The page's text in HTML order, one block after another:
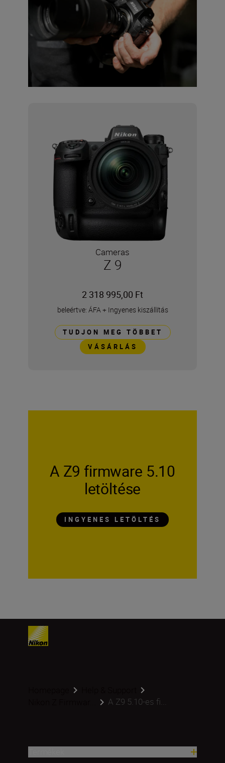
Cameras
Z 9
2 318 995,00 Ft
beleértve: ÁFA+ Ingyenes kiszállítás
TUDJON MEG TÖBBET
VÁSÁRLÁS
A Z9 firmware 5.10
letöltése
INGYENES LETÖLTÉS
A Z9 5.10-es fi...